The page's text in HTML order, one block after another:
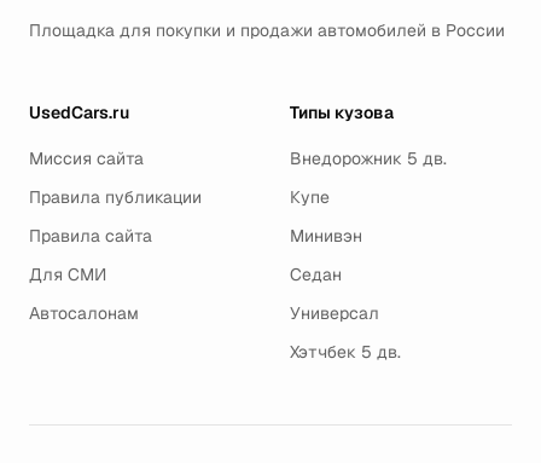
Площадка для покупки и продажи автомобилей в России
UsedCars.ru
Миссия сайта
Правила публикации
Правила сайта
Для СМИ
Автосалонам
Типы кузова
Внедорожник 5 дв.
Купе
Минивэн
Седан
Универсал
Хэтчбек 5 дв.